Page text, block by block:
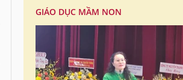
GIÁO DỤC MẦM NON